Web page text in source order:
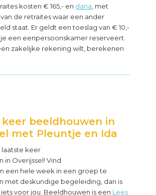
kosten € 165,- en dana , met
de retraites waar een ander
staat. Er geldt een toeslag van € 10,-
een eenpersoonskamer reserveert.
zakelijke rekening wilt, berekenen
beeldhouwen in
met Pleuntje en Ida
laatste keer
in Overijssel! Vind
een hele week in een groep te
met deskundige begeleiding, dan is
voor jou. Beeldhouwen is een Lees